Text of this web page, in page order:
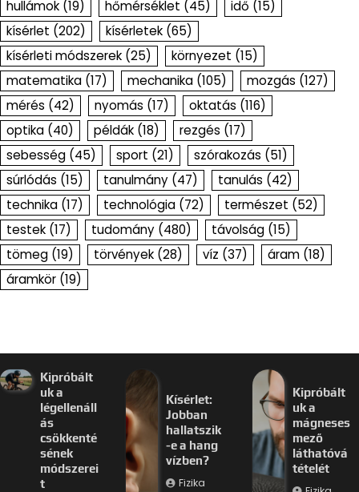
hullámok (19) hőmérséklet (45) idő (15)
kísérlet (202) kísérletek (65)
kísérleti módszerek (25) környezet (15)
matematika (17) mechanika (105) mozgás (127)
mérés (42) nyomás (17) oktatás (116)
optika (40) példák (18) rezgés (17)
sebesség (45) sport (21) szórakozás (51)
súrlódás (15) tanulmány (47) tanulás (42)
technika (17) technológia (72) természet (52)
testek (17) tudomány (480) távolság (15)
tömeg (19) törvények (28) víz (37) áram (18)
áramkör (19)
Kipróbált
uk a
légellenáll
ás
csökkenté
sének
módszerei
t
Kísérlet:
Jobban
hallatszik
-e a hang
vízben?
Fizika
Kipróbált
uk a
mágneses
mező
láthatóvá
tételét